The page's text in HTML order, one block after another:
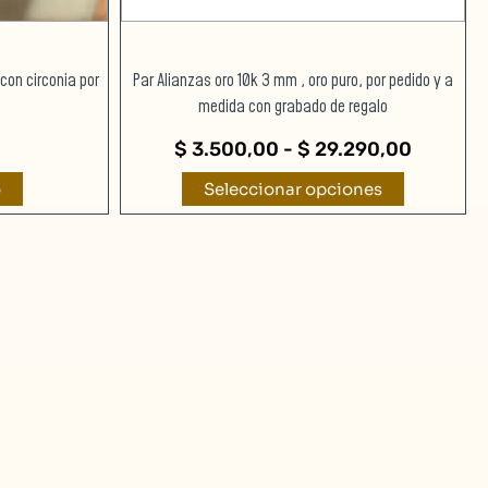
circonia por
Par Alianzas oro 10k 3 mm , oro puro, por pedido y a
medida con grabado de regalo
$ 3.500,00 - $ 29.290,00
Seleccionar opciones
de